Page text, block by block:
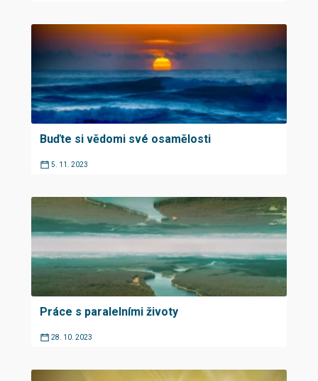
Buďte si vědomi své osamělosti
5. 11. 2023
Práce s paralelními životy
28. 10. 2023